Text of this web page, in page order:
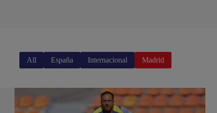
All España Internacional Madrid